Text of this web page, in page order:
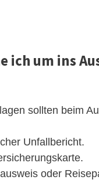
ich um ins
sollten beim
Unfallbericht.
oder